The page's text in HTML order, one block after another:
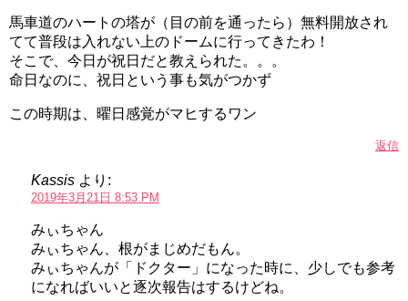
馬車道のハートの塔が（目の前を通ったら）無料開放され
てて普段は入れない上のドームに行ってきたわ！
そこで、今日が祝日だと教えられた。。。
命日なのに、祝日という事も気がつかず
この時期は、曜日感覚がマヒするワン
返信
Kassis より:
2019年3月21日 8:53 PM
みぃちゃん
みぃちゃん、根がまじめだもん。
みぃちゃんが「ドクター」になった時に、少しでも参考
になればいいと逐次報告はするけどね。